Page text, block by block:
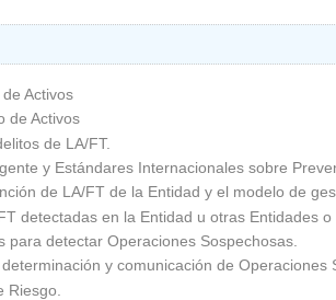
Activos
de Activos
de LA/FT.
y Estándares Internacionales sobre
de LA/FT de la Entidad y el modelo de
detectadas en la Entidad u otras Entidades o
para detectar Operaciones Sospechosas.
y comunicación de
Riesgo.